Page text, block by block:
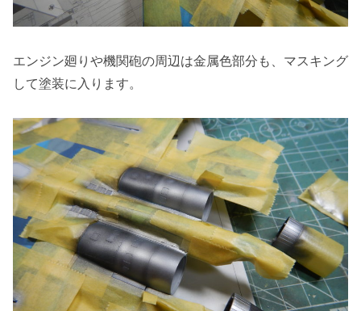
エンジン廻りや機関砲の周辺は金属色部分も、マスキング
して塗装に入ります。